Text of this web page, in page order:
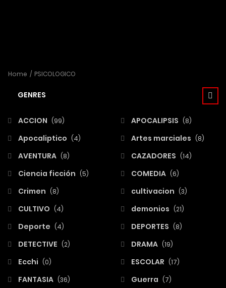
Home PSICOLOGICO
GENRES
ACCION (99) APOCALIPSIS (8)
Apocaliptico (4) Artes marciales (8)
AVENTURA (8) CAZADORES (14)
Ciencia ficción (5) COMEDIA (6)
Crimen (8) cultivacion (3)
CULTIVO (4) demonios (21)
Deporte (4) DEPORTES (8)
DETECTIVE (2) DRAMA (19)
Ecchi (0) ESCOLAR (17)
FANTASIA (36) Guerra (7)